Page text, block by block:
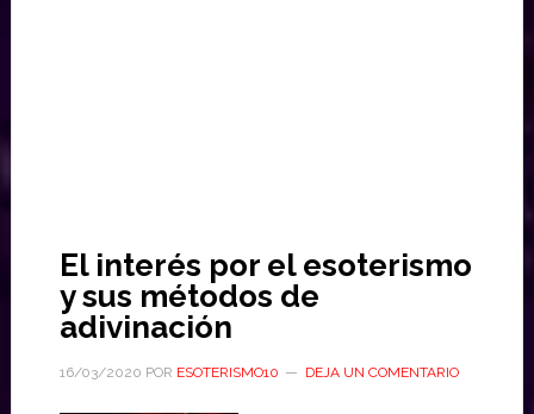
El interés por el esoterismo
y sus métodos de
adivinación
16/03/2020 POR ESOTERISMO10 DEJA UN COMENTARIO